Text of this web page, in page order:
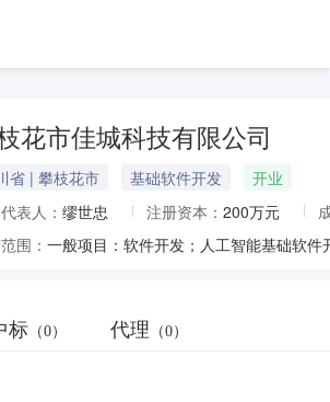
花市佳城科技有限公司
省 | 攀枝花市 基础软件开发
开业
表人： 缪世忠 注册资本： 200万元
围：
标 （0） 代理 （0）